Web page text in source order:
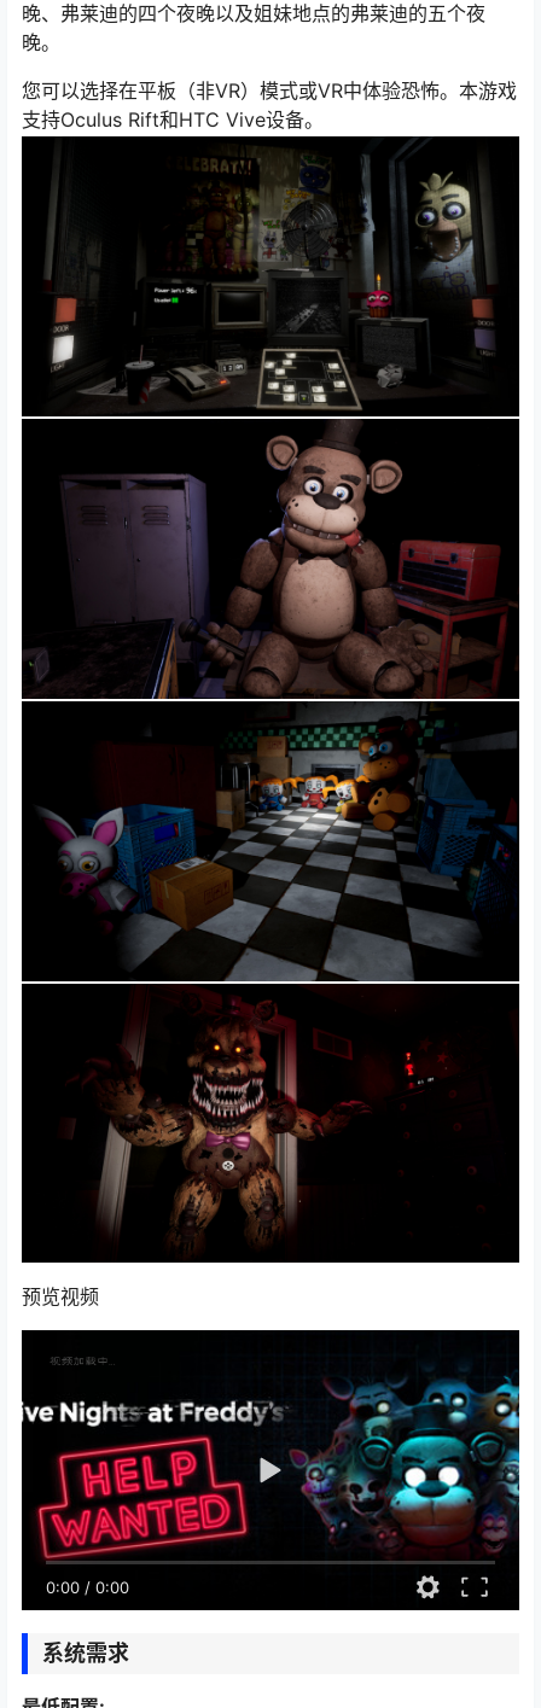
晚、弗莱迪的四个夜晚以及姐妹地点的弗莱迪的五个夜
晚。
您可以选择在平板（非VR）模式或VR中体验恐怖。本游戏
支持Oculus Rift和HTC Vive设备。
预览视频
0:00 / 0:00
系统需求